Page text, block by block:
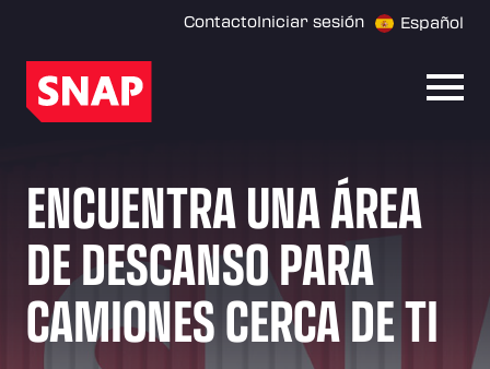
ContactoIniciar sesión Español
ENCUENTRA UNA ÁREA
DE DESCANSO PARA
CAMIONES CERCA DE TI